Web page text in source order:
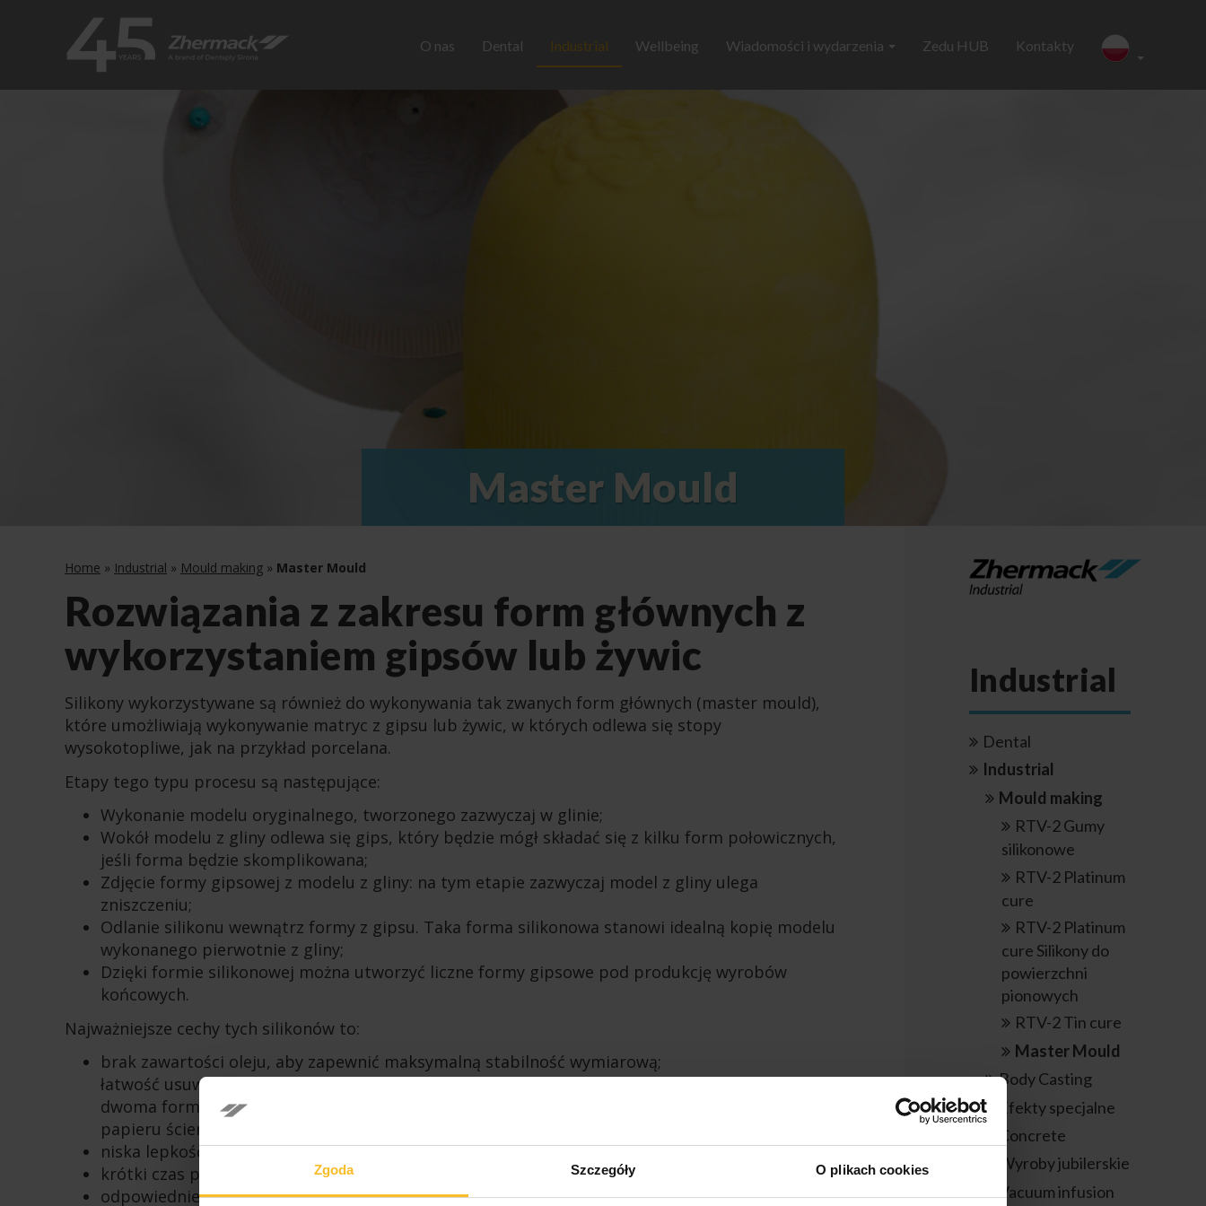
Zgoda Szczegóły O plikach cookies
O nas Dental Industrial Wellbeing Wiadomości i wydarzenia Zedu HUB Kontakty
Master Mould
Home » Industrial » Mould making » Master Mould
Rozwiązania z zakresu form głównych z
wykorzystaniem gipsów lub żywic
Silikony wykorzystywane są również do wykonywania tak zwanych form głównych (master mould),
które umożliwiają wykonywanie matryc z gipsu lub żywic, w których odlewa się stopy
wysokotopliwe, jak na przykład porcelana.
Etapy tego typu procesu są następujące:
Wykonanie modelu oryginalnego, tworzonego zazwyczaj w glinie;
Wokół modelu z gliny odlewa się gips, który będzie mógł składać się z kilku form połowicznych,
jeśli forma będzie skomplikowana;
Zdjęcie formy gipsowej z modelu z gliny: na tym etapie zazwyczaj model z gliny ulega
zniszczeniu;
Odlanie silikonu wewnątrz formy z gipsu. Taka forma silikonowa stanowi idealną kopię modelu
wykonanego pierwotnie z gliny;
Dzięki formie silikonowej można utworzyć liczne formy gipsowe pod produkcję wyrobów
końcowych.
Najważniejsze cechy tych silikonów to:
brak zawartości oleju, aby zapewnić maksymalną stabilność wymiarową;
łatwość usuwania nadmiaru silikonu, jaki powstaje zwłaszcza w liniach podziału pomiędzy
dwoma formami połowicznymi z gipsu. Silikon można usunąć przy użyciu mikrosilnika lub
papieru ściernego, dlatego silikon musi być łatwy do frezowania (easy to trim);
niska lepkość;
krótki czas polimeryzacji;
odpowiednie właściwości mechaniczne.
Industrial
Dental
Industrial
Mould making
RTV-2 Gumy
silikonowe
RTV-2 Platinum
cure
RTV-2 Platinum
cure Silikony do
powierzchni
pionowych
RTV-2 Tin cure
Master Mould
Body Casting
Efekty specjalne
Concrete
Wyroby jubilerskie
Vacuum infusion